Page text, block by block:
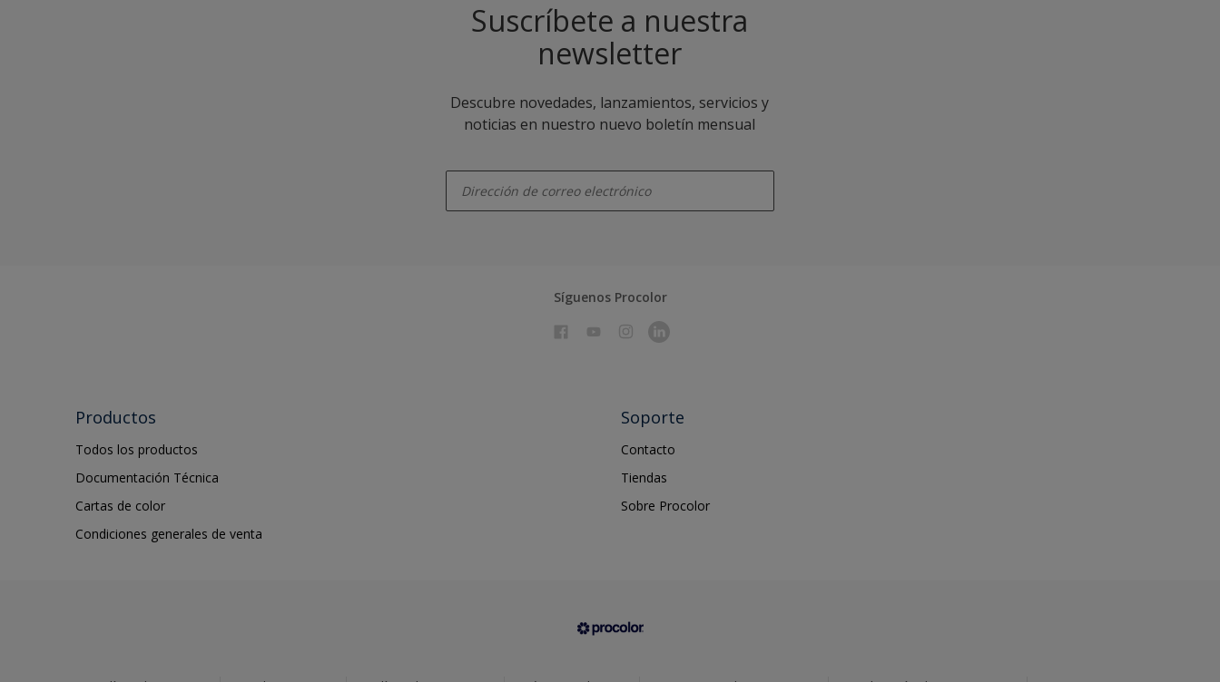
Suscríbete a nuestra
newsletter
Descubre novedades, lanzamientos, servicios y
noticias en nuestro nuevo boletín mensual
Síguenos Procolor
Productos
Todos los productos
Documentación Técnica
Cartas de color
Condiciones generales de venta
Soporte
Contacto
Tiendas
Sobre Procolor